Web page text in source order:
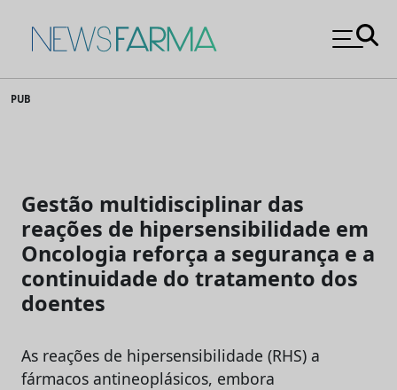
to
News Farma
PUB
Gestão multidisciplinar das
reações de hipersensibilidade em
Oncologia reforça a segurança e a
continuidade do tratamento dos
doentes
As reações de hipersensibilidade (RHS) a
fármacos antineoplásicos, embora